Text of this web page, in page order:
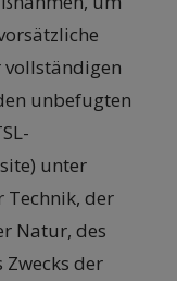
unbefugten
unter
Technik, der
Natur, des
Zwecks der